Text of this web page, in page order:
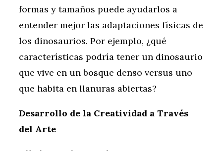
formas y tamaños puede ayudarlos a
entender mejor las adaptaciones físicas de
los dinosaurios. Por ejemplo, ¿qué
características podría tener un dinosaurio
que vive en un bosque denso versus uno
que habita en llanuras abiertas?
Desarrollo de la Creatividad a Través
del Arte